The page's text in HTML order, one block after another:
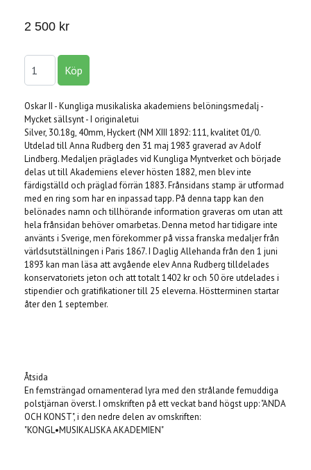
2 500 kr
Oskar II - Kungliga musikaliska akademiens belöningsmedalj -
Mycket sällsynt - I originaletui
Silver, 30.18g, 40mm, Hyckert (NM XIII 1892: 111, kvalitet 01/0.
Utdelad till Anna Rudberg den 31 maj 1983 graverad av Adolf
Lindberg. Medaljen präglades vid Kungliga Myntverket och började
delas ut till Akademiens elever hösten 1882, men blev inte
färdigställd och präglad förrän 1883. Frånsidans stamp är utformad
med en ring som har en inpassad tapp. På denna tapp kan den
belönades namn och tillhörande information graveras om utan att
hela frånsidan behöver omarbetas. Denna metod har tidigare inte
använts i Sverige, men förekommer på vissa franska medaljer från
världsutställningen i Paris 1867. I Daglig Allehanda från den 1 juni
1893 kan man läsa att avgående elev Anna Rudberg tilldelades
konservatoriets jeton och att totalt 1402 kr och 50 öre utdelades i
stipendier och gratifikationer till 25 eleverna. Höstterminen startar
åter den 1 september.
Åtsida
En femsträngad ornamenterad lyra med den strålande femuddiga
polstjärnan överst. I omskriften på ett veckat band högst upp: "ANDA
OCH KONST", i den nedre delen av omskriften:
"KONGL•MUSIKALISKA AKADEMIEN"